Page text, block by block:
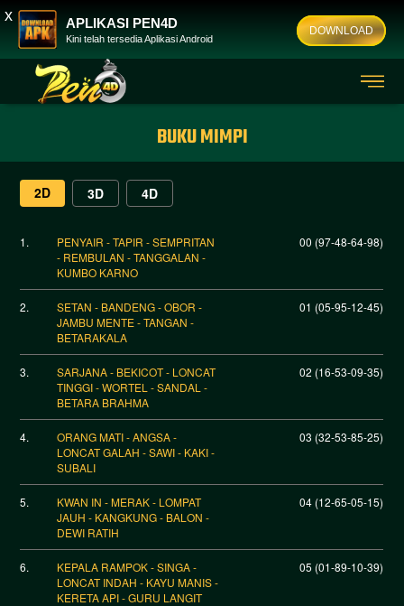
APLIKASI PEN4D
Kini telah tersedia Aplikasi Android
DOWNLOAD
x
BUKU MIMPI
2D 3D 4D
1.
PENYAIR - TAPIR - SEMPRITAN
- REMBULAN - TANGGALAN -
KUMBO KARNO
00 (97-48-64-98)
2.
SETAN - BANDENG - OBOR -
JAMBU MENTE - TANGAN -
BETARAKALA
01 (05-95-12-45)
3.
SARJANA - BEKICOT - LONCAT
TINGGI - WORTEL - SANDAL -
BETARA BRAHMA
02 (16-53-09-35)
4.
ORANG MATI - ANGSA -
LONCAT GALAH - SAWI - KAKI -
SUBALI
03 (32-53-85-25)
5.
KWAN IN - MERAK - LOMPAT
JAUH - KANGKUNG - BALON -
DEWI RATIH
04 (12-65-05-15)
6.
KEPALA RAMPOK - SINGA -
LONCAT INDAH - KAYU MANIS -
KERETA API - GURU LANGIT
05 (01-89-10-39)